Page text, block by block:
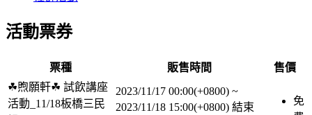
活動票券
票種 販售時間
售價
☘︎煦願軒☘︎ 試飲講座
活動_11/18板橋三民
2023/11/17 00:00(+0800) ~
2023/11/18 15:00(+0800) 結束
免